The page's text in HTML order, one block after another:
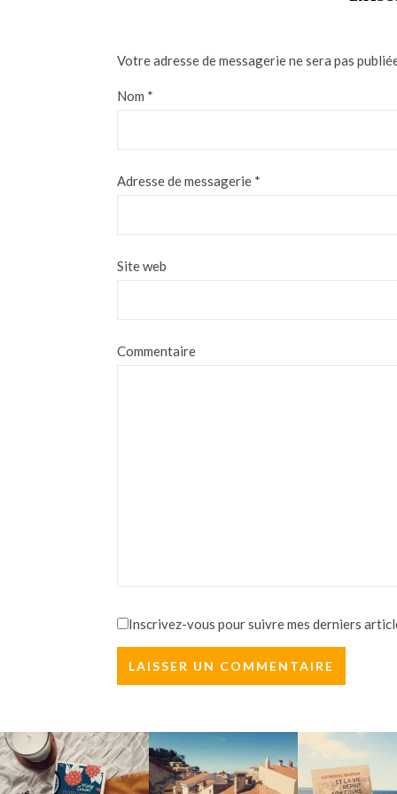
Votre adresse de messagerie ne sera pas
Nom *
Adresse de messagerie *
Site web
Commentaire
Inscrivez-vous pour suivre mes derniers